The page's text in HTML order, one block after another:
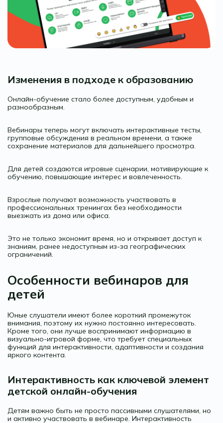
Изменения в подходе к образованию
Онлайн-обучение стало более доступным, удобным и
разнообразным.
Вебинары теперь могут включать интерактивные тесты,
групповые обсуждения в реальном времени, а также
сохранение материалов для дальнейшего просмотра.
Для детей создаются игровые сценарии, мотивирующие к
обучению, повышающие интерес и вовлеченность.
Взрослые получают возможность участвовать в
профессиональных тренингах без необходимости
выезжать из дома или офиса.
Это не только экономит время, но и открывает доступ к
знаниям, ранее недоступным из-за географических
ограничений.
Особенности вебинаров для
детей
Юные слушатели имеют более короткий промежуток
внимания, поэтому их нужно постоянно интересовать.
Кроме того, они лучше воспринимают информацию в
визуально-игровой форме, что требует специальных
функций для интерактивности, адаптивности и создания
яркого контента.
Интерактивность как ключевой элемент
детской онлайн-обучения
Детям важно быть не просто пассивными слушателями, но
и активно участвовать в вебинаре. Интерактивность